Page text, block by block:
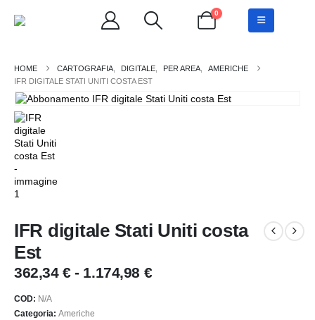
0
CARTOGRAFIA DIGITALE PER AREA
AMERICHE
IFR DIGITALE STATI UNITI COSTA EST
IFR digitale Stati Uniti costa
Est
362,34€ - 1.174,98 €Fascia
COD: N/A
Categoria: Americhe